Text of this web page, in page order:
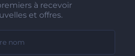
à recevoir
et offres.